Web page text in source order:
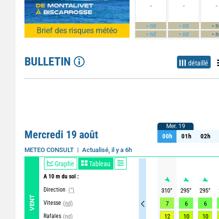
Brief des risques météo
-
- nd
- nd
-
- nd
- nd
-
-
-
BULLETIN détaillé
Mercredi 19 août
METEO CONSULT Actualisé, il y a 6h
VENT
Graphe Tableau
A 10 m du sol :
Direction (°)
Vitesse (nd)
Rafales (nd)
Mer. 19
00h 01h 02h
Mer. 19
00h 01h 02h
310° 295° 295°
7
6 6
12
10 10